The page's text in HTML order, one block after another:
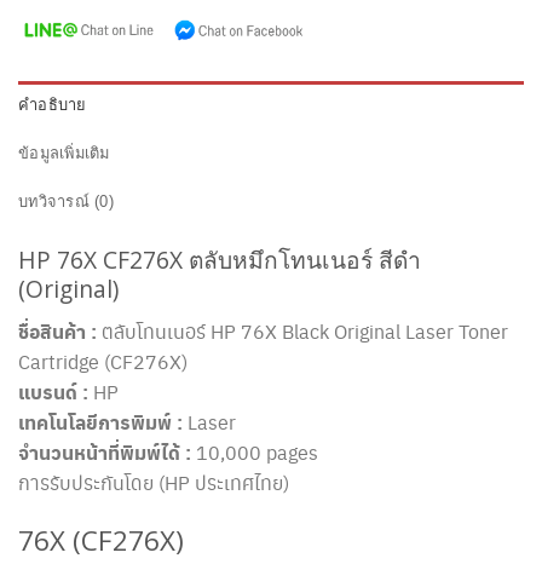
คำอธิบาย
ข้อมูลเพิ่มเติม
บทวิจารณ์ (0)
HP 76X CF276X ตลับหมึกโทนเนอร์ สีดำ
(Original)
ชื่อสินค้า : ตลับโทนเนอร์ HP 76X Black Original Laser Toner
Cartridge (CF276X)
แบรนด์ : HP
เทคโนโลยีการพิมพ์ : Laser
จำนวนหน้าที่พิมพ์ได้ : 10,000 pages
การรับประกันโดย (HP ประเทศไทย)
76X (CF276X)